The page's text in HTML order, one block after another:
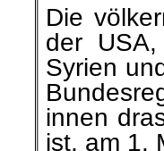
Die
der
Syrien
innen
ist, am 1.